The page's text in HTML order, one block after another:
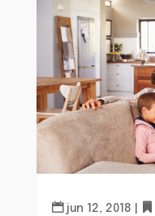
jun 12, 2018